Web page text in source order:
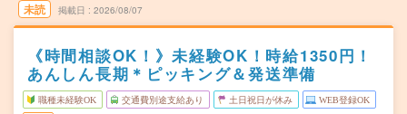
未読 掲載日 2026/08/07
《時間相談OK！》未経験OK！時給1350円！
あんしん長期＊ピッキング＆発送準備
職種未経験OK 交通費別途支給あり 土日祝日が休み WEB登録OK